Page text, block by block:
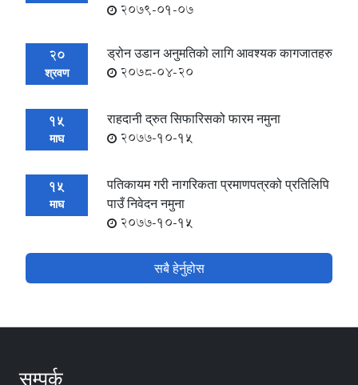
2079-01-07
20
श्रवण
ड्रोन उडान अनुमतिको लागि आवश्यक कागजातहरु
2078-04-20
15
माघ
राहदानी द्रुत सिफारिसको फारम नमुना
2077-10-15
15
माघ
पतिकायम गरी नागरिकता प्रमाणपत्रको प्रतिलिपि
पाउँ निवेदन नमुना
2077-10-15
सबै हेर्नुहोस
सम्पर्क